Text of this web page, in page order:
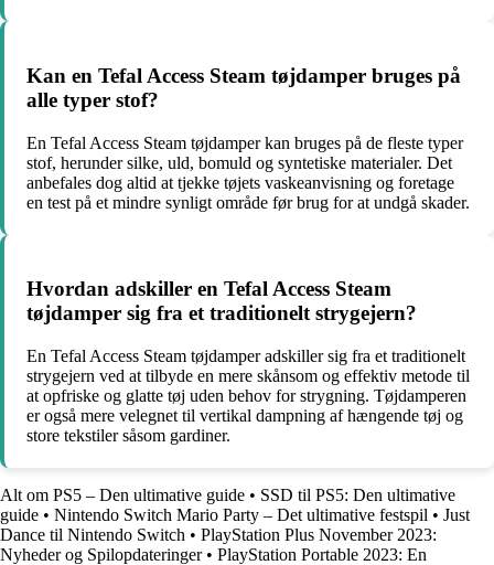
Kan en Tefal Access Steam tøjdamper bruges på
alle typer stof?
En Tefal Access Steam tøjdamper kan bruges på de fleste typer
stof, herunder silke, uld, bomuld og syntetiske materialer. Det
anbefales dog altid at tjekke tøjets vaskeanvisning og foretage
en test på et mindre synligt område før brug for at undgå skader.
Hvordan adskiller en Tefal Access Steam
tøjdamper sig fra et traditionelt strygejern?
En Tefal Access Steam tøjdamper adskiller sig fra et traditionelt
strygejern ved at tilbyde en mere skånsom og effektiv metode til
at opfriske og glatte tøj uden behov for strygning. Tøjdamperen
er også mere velegnet til vertikal dampning af hængende tøj og
store tekstiler såsom gardiner.
Alt om PS5 – Den ultimative guide • SSD til PS5: Den ultimative
guide • Nintendo Switch Mario Party – Det ultimative festspil • Just
Dance til Nintendo Switch • PlayStation Plus November 2023:
Nyheder og Spilopdateringer• PlayStation Portable 2023: En